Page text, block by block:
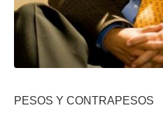
PESOS Y CONTRAPESOS